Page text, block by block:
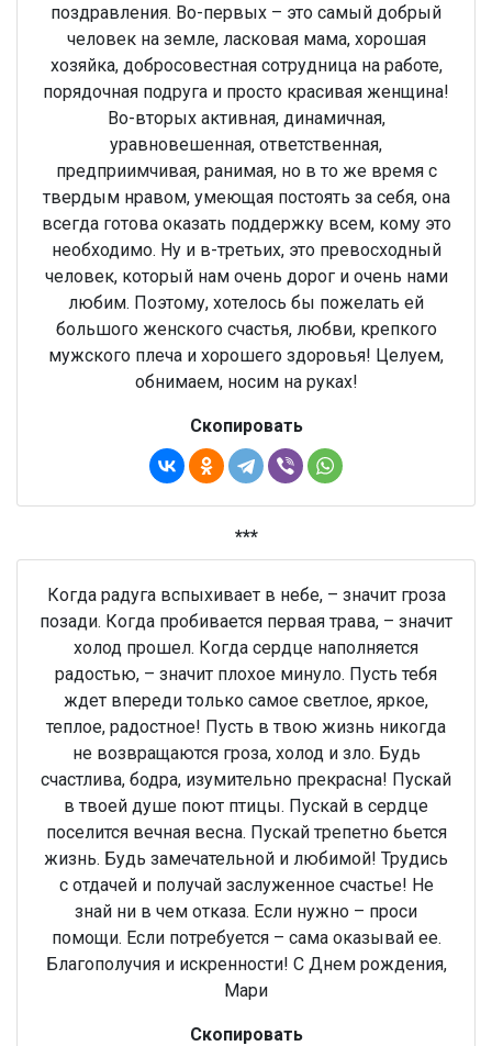
поздравления. Во-первых – это самый добрый
человек на земле, ласковая мама, хорошая
хозяйка, добросовестная сотрудница на работе,
порядочная подруга и просто красивая женщина!
Во-вторых активная, динамичная,
уравновешенная, ответственная,
предприимчивая, ранимая, но в то же время с
твердым нравом, умеющая постоять за себя, она
всегда готова оказать поддержку всем, кому это
необходимо. Ну и в-третьих, это превосходный
человек, который нам очень дорог и очень нами
любим. Поэтому, хотелось бы пожелать ей
большого женского счастья, любви, крепкого
мужского плеча и хорошего здоровья! Целуем,
обнимаем, носим на руках!
Скопировать
***
Когда радуга вспыхивает в небе, – значит гроза
позади. Когда пробивается первая трава, – значит
холод прошел. Когда сердце наполняется
радостью, – значит плохое минуло. Пусть тебя
ждет впереди только самое светлое, яркое,
теплое, радостное! Пусть в твою жизнь никогда
не возвращаются гроза, холод и зло. Будь
счастлива, бодра, изумительно прекрасна! Пускай
в твоей душе поют птицы. Пускай в сердце
поселится вечная весна. Пускай трепетно бьется
жизнь. Будь замечательной и любимой! Трудись
с отдачей и получай заслуженное счастье! Не
знай ни в чем отказа. Если нужно – проси
помощи. Если потребуется – сама оказывай ее.
Благополучия и искренности! С Днем рождения,
Мари
Скопировать